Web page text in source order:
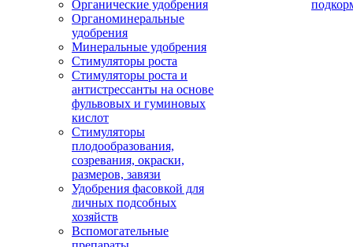
Органические удобрения
Органоминеральные
удобрения
Минеральные удобрения
Стимуляторы роста
Стимуляторы роста и
антистрессанты на основе
фульвовых и гуминовых
кислот
Стимуляторы
плодообразования,
созревания, окраски,
размеров, завязи
Удобрения фасовкой для
личных подсобных
хозяйств
Вспомогательные